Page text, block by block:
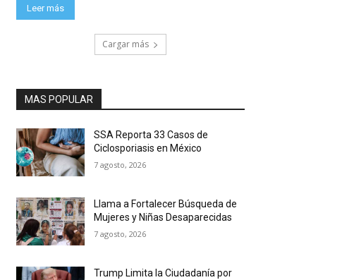
Leer más
Cargar más
MAS POPULAR
SSA Reporta 33 Casos de
Ciclosporiasis en México
7 agosto, 2026
Llama a Fortalecer Búsqueda de
Mujeres y Niñas Desaparecidas
7 agosto, 2026
Trump Limita la Ciudadanía por